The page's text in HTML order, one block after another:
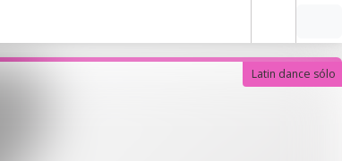
Latin dance sólo